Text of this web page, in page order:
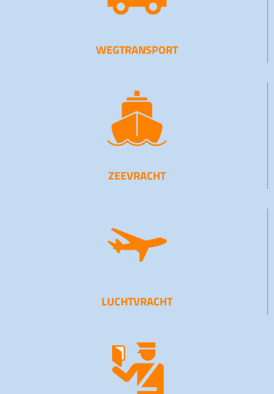
WEGTRANSPORT
ZEEVRACHT
LUCHTVRACHT